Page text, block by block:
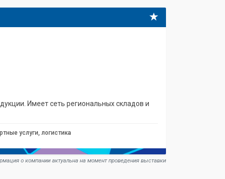
Имеет сеть региональных складов и
услуги, логистика
о компании актуальна на момент проведения выставки